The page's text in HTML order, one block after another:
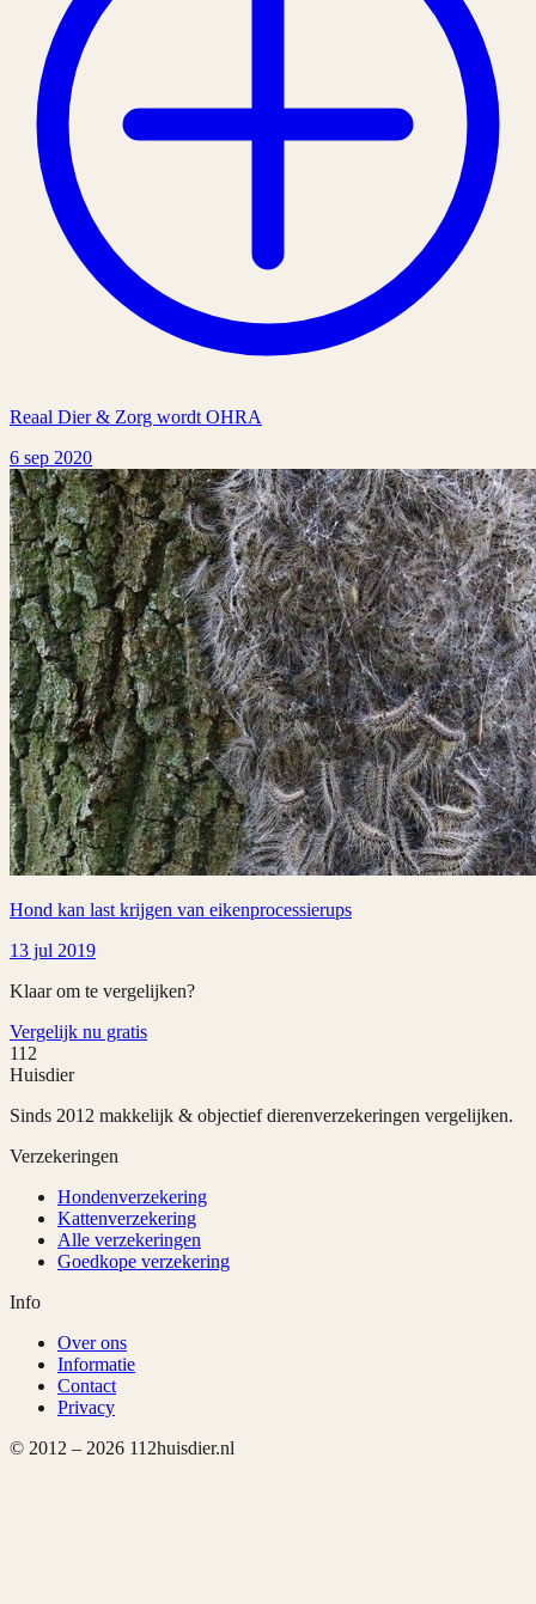
Reaal Dier & Zorg wordt OHRA
6 sep 2020
Hond kan last krijgen van eikenprocessierups
13 jul 2019
Klaar om te vergelijken?
Vergelijk nu gratis
112
Huisdier
Sinds 2012 makkelijk & objectief dierenverzekeringen vergelijken.
Verzekeringen
Hondenverzekering
Kattenverzekering
Alle verzekeringen
Goedkope verzekering
Info
Over ons
Informatie
Contact
Privacy
© 2012 – 2026 112huisdier.nl